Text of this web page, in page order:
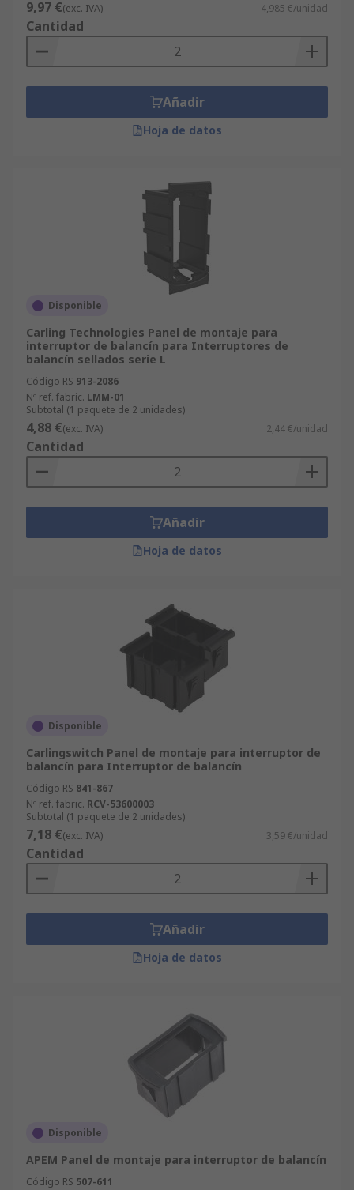
Es común que alberguen de uno a ocho
interruptores de balancín, aunque si son
modulares, se puede unir más de uno para crear
9,97 €(exc. IVA) 4,985 €/unidad
Cantidad
Añadir
Hoja de datos
Disponible
Carling Technologies Panel de montaje para
interruptor de balancín para Interruptores de
balancín sellados serie L
Código RS 913-2086
Nº ref. fabric. LMM-01
Subtotal (1 paquete de 2 unidades)
4,88 €(exc. IVA) 2,44 €/unidad
Cantidad
Añadir
Hoja de datos
Disponible
Carlingswitch Panel de montaje para interruptor de
balancín para Interruptor de balancín
Código RS 841-867
Nº ref. fabric. RCV-53600003
Subtotal (1 paquete de 2 unidades)
7,18 €(exc. IVA) 3,59 €/unidad
Cantidad
Añadir
Hoja de datos
Disponible
APEM Panel de montaje para interruptor de balancín
Código RS 507-611